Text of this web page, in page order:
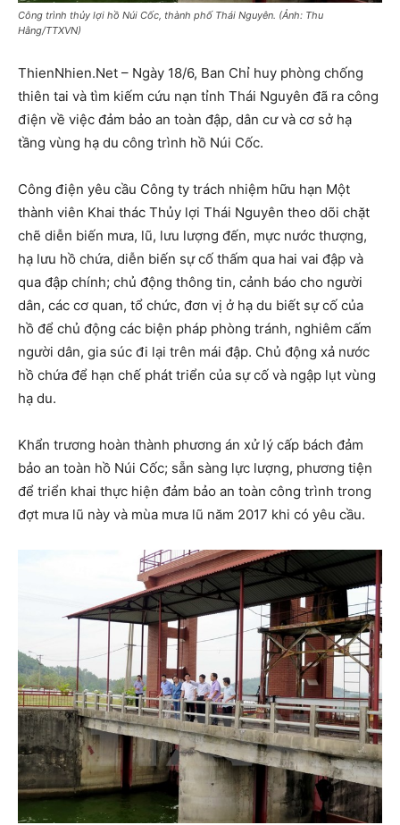
Công trình thủy lợi hồ Núi Cốc, thành phố Thái Nguyên. (Ảnh: Thu
Hằng/TTXVN)
ThienNhien.Net – Ngày 18/6, Ban Chỉ huy phòng chống
thiên tai và tìm kiếm cứu nạn tỉnh Thái Nguyên đã ra công
điện về việc đảm bảo an toàn đập, dân cư và cơ sở hạ
tầng vùng hạ du công trình hồ Núi Cốc.
Công điện yêu cầu Công ty trách nhiệm hữu hạn Một
thành viên Khai thác Thủy lợi Thái Nguyên theo dõi chặt
chẽ diễn biến mưa, lũ, lưu lượng đến, mực nước thượng,
hạ lưu hồ chứa, diễn biến sự cố thấm qua hai vai đập và
qua đập chính; chủ động thông tin, cảnh báo cho người
dân, các cơ quan, tổ chức, đơn vị ở hạ du biết sự cố của
hồ để chủ động các biện pháp phòng tránh, nghiêm cấm
người dân, gia súc đi lại trên mái đập. Chủ động xả nước
hồ chứa để hạn chế phát triển của sự cố và ngập lụt vùng
hạ du.
Khẩn trương hoàn thành phương án xử lý cấp bách đảm
bảo an toàn hồ Núi Cốc; sẵn sàng lực lượng, phương tiện
để triển khai thực hiện đảm bảo an toàn công trình trong
đợt mưa lũ này và mùa mưa lũ năm 2017 khi có yêu cầu.